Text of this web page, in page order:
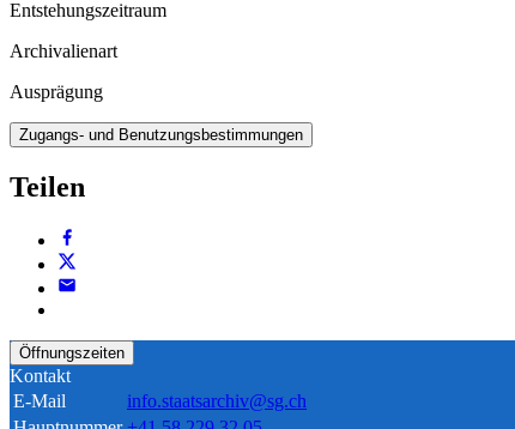
Entstehungszeitraum
Archivalienart
Ausprägung
Zugangs- und Benutzungsbestimmungen
Teilen
Öffnungszeiten
Kontakt
E-Mail
info.staatsarchiv@sg.ch